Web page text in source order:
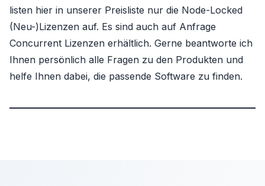
listen hier in unserer Preisliste nur die Node-Locked
(Neu-)Lizenzen auf. Es sind auch auf Anfrage
Concurrent Lizenzen erhältlich. Gerne beantworte ich
Ihnen persönlich alle Fragen zu den Produkten und
helfe Ihnen dabei, die passende Software zu finden.